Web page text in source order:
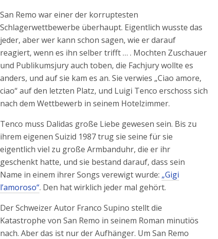
San Remo war einer der korruptesten
Schlagerwettbewerbe überhaupt. Eigentlich wusste das
jeder, aber wer kann schon sagen, wie er darauf
reagiert, wenn es ihn selber trifft … . Mochten Zuschauer
und Publikumsjury auch toben, die Fachjury wollte es
anders, und auf sie kam es an. Sie verwies „Ciao amore,
ciao“ auf den letzten Platz, und Luigi Tenco erschoss sich
nach dem Wettbewerb in seinem Hotelzimmer.
Tenco muss Dalidas große Liebe gewesen sein. Bis zu
ihrem eigenen Suizid 1987 trug sie seine für sie
eigentlich viel zu große Armbanduhr, die er ihr
geschenkt hatte, und sie bestand darauf, dass sein
Name in einem ihrer Songs verewigt wurde: „Gigi
l’amoroso“. Den hat wirklich jeder mal gehört.
Der Schweizer Autor Franco Supino stellt die
Katastrophe von San Remo in seinem Roman minutiös
nach. Aber das ist nur der Aufhänger. Um San Remo